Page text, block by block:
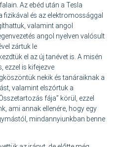
Az ebéd után a Tesla
fizikával és az elektromossággal
valamint angol
angol nyelven valósult
zártuk le
el az új tanévet is. A misén
ezzel is kifejezve
nekik és tanáraiknak a
valamint elszórtuk a
fája” körül, ezzel
ami annak ellenére, hogy egy
mindannyiunkban benne